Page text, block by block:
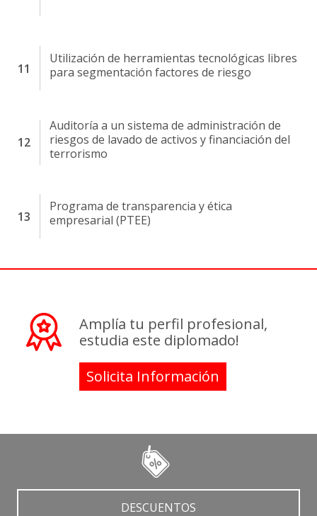
Utilización de herramientas tecnológicas libres
para segmentación factores de riesgo
Auditoría a un sistema de administración de
riesgos de lavado de activos y financiación del
terrorismo
Programa de transparencia y ética
empresarial (PTEE)
Amplía tu perfil profesional,
estudia este diplomado!
Solicita Información
DESCUENTOS